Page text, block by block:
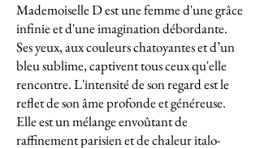
Mademoiselle D est une femme d'une grâce
infinie et d'une imagination débordante.
Ses yeux, aux couleurs chatoyantes et d’un
bleu sublime, captivent tous ceux qu'elle
rencontre. L'intensité de son regard est le
reflet de son âme profonde et généreuse.
Elle est un mélange envoûtant de
raffinement parisien et de chaleur italo-